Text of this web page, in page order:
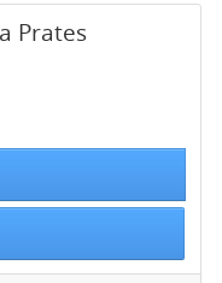
Prates